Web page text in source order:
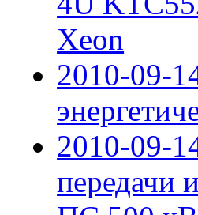
Xeon
2010-09-
2010-09-
передачи